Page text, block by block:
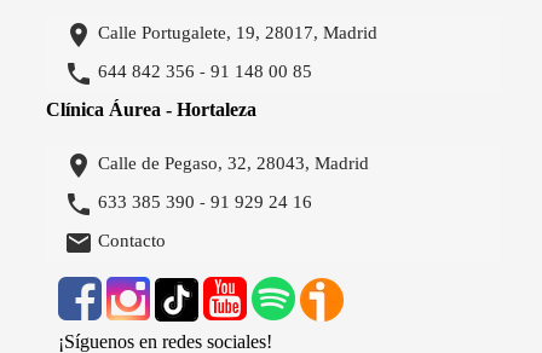
 Calle Portugalete, 19, 28017, Madrid
 644 842 356 -91 148 00 85
Clínica Áurea - Hortaleza
 Calle de Pegaso, 32, 28043, Madrid
 633 385 390 -91 929 24 16
 Contacto
¡Síguenos en redes sociales!